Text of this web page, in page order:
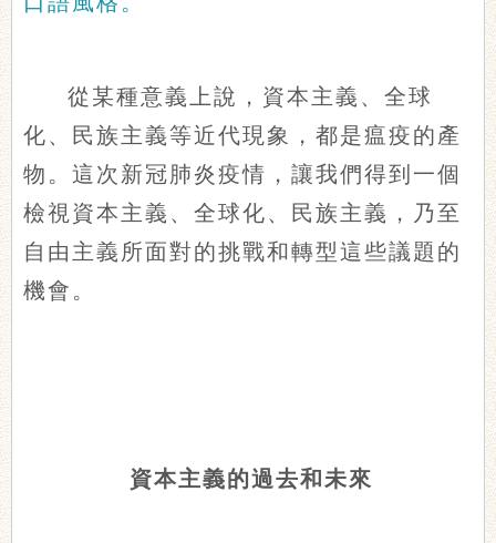
從某種意義上說，資本主義、全球
化、民族主義等近代現象，都是瘟疫的產
物。這次新冠肺炎疫情，讓我們得到一個
檢視資本主義、全球化、民族主義，乃至
自由主義所面對的挑戰和轉型這些議題的
機會。
資本主義的過去和未來